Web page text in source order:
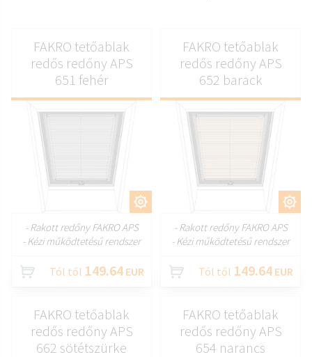
FAKRO tetőablak
redős redőny APS
651 fehér
- Rakott redőny FAKRO APS
- Kézi működtetésű rendszer
Tól től 149.64 EUR
FAKRO tetőablak
redős redőny APS
652 barack
- Rakott redőny FAKRO APS
- Kézi működtetésű rendszer
Tól től 149.64 EUR
FAKRO tetőablak
redős redőny APS
662 sötétszürke
FAKRO tetőablak
redős redőny APS
654 narancs